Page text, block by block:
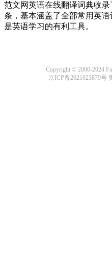
范文网英语在线翻译词典收
条，基本涵盖了全部常用英
是英语学习的有利工具。
Copyright © 2000-2024
京ICP备2021023879号